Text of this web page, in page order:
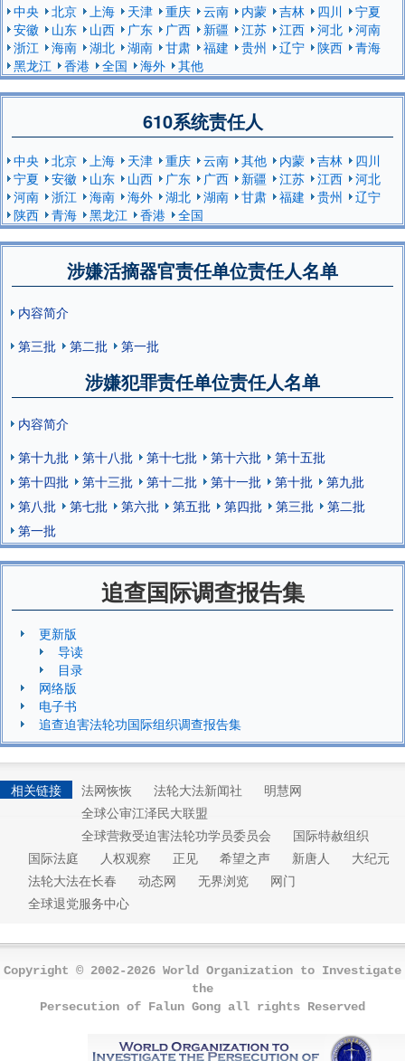
中央 北京 上海 天津 重庆 云南 内蒙 吉林 四川
宁夏
安徽
山东 山西 广东 广西 新疆 江苏 江西 河北
河南
浙江
海南 湖北 湖南 甘肃 福建 贵州 辽宁 陕西
青海
黑龙江
香港 全国 海外 其他
610系统责任人
中央 北京 上海 天津 重庆 云南 其他 内蒙 吉林
四川
宁夏
安徽 山东 山西 广东 广西 新疆 江苏 江西
河北
河南
浙江 海南 海外 湖北 湖南 甘肃 福建 贵州
辽宁
陕西
青海 黑龙江 香港 全国
涉嫌活摘器官责任单位责任人名单
内容简介
第三批
第二批 第一批
涉嫌犯罪责任单位责任人名单
内容简介
第十九批
第十八批 第十七批 第十六批
第十五批
第十四批
第十三批 第十二批 第十一批 第十批
第九批
第八批
第七批 第六批 第五批 第四批 第三批
第二批
第一批
追查国际调查报告集
更新版
导读
目录
网络版
电子书
追查迫害法轮功国际组织调查报告集
相关链接 法网恢恢 法轮大法新闻社
明慧网
全球公审江泽民大联盟
全球营救受迫害法轮功学员委员会
国际特赦组织
国际法庭
人权观察 正见 希望之声 新唐人
大纪元
法轮大法在长春
动态网 无界浏览
网门
全球退党服务中心
Copyright © 2002-2026 World Organization to Investigate
the
Persecution of Falun Gong all rights Reserved